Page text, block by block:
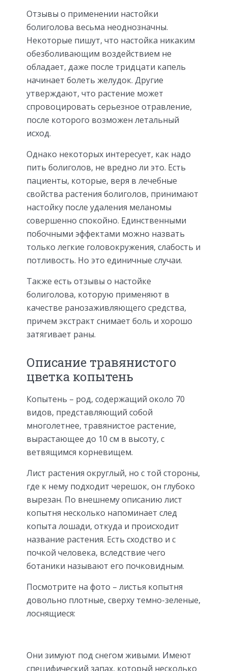
Отзывы о применении настойки
болиголова весьма неоднозначны.
Некоторые пишут, что настойка никаким
обезболивающим воздействием не
обладает, даже после тридцати капель
начинает болеть желудок. Другие
утверждают, что растение может
спровоцировать серьезное отравление,
после которого возможен летальный
исход.
Однако некоторых интересует, как надо
пить болиголов, не вредно ли это. Есть
пациенты, которые, веря в лечебные
свойства растения болиголов, принимают
настойку после удаления меланомы
совершенно спокойно. Единственными
побочными эффектами можно назвать
только легкие головокружения, слабость и
потливость. Но это единичные случаи.
Также есть отзывы о настойке
болиголова, которую применяют в
качестве ранозаживляющего средства,
причем экстракт снимает боль и хорошо
затягивает раны.
Описание травянистого
цветка копытень
Копытень – род, содержащий около 70
видов, представляющий собой
многолетнее, травянистое растение,
вырастающее до 10 см в высоту, с
ветвящимся корневищем.
Лист растения округлый, но с той стороны,
где к нему подходит черешок, он глубоко
вырезан. По внешнему описанию лист
копытня несколько напоминает след
копыта лошади, откуда и происходит
название растения. Есть сходство и с
почкой человека, вследствие чего
ботаники называют его почковидным.
Посмотрите на фото – листья копытня
довольно плотные, сверху темно-зеленые,
лоснящиеся:
Они зимуют под снегом живыми. Имеют
специфический запах, который несколько